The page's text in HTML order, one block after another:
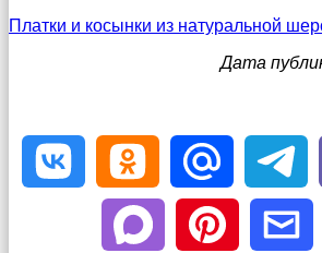
Платки и косынки из натуральной
Дата